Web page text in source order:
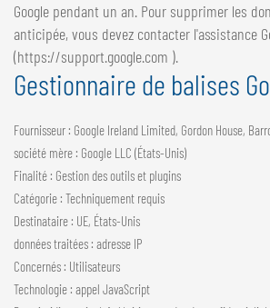
Google pendant un an. Pour supprimer les
anticipée, vous devez contacter l'assistance
(https://support.google.com ).
Gestionnaire de balises
Fournisseur : Google Ireland Limited, Gordon House,
société mère : Google LLC (États-Unis)
Finalité : Gestion des outils et plugins
Catégorie : Techniquement requis
Destinataire : UE, États-Unis
données traitées : adresse IP
Concernés : Utilisateurs
Technologie : appel JavaScript